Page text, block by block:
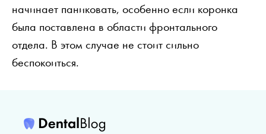
начинает паниковать, особенно если коронка
была поставлена в области фронтального
отдела. В этом случае не стоит сильно
беспокоиться.